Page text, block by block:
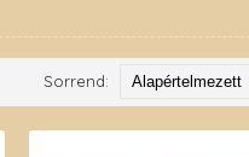
Sorrend: